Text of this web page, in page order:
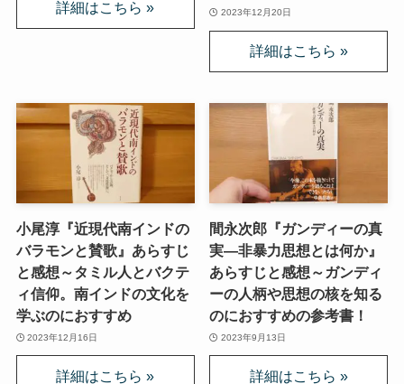
2023年12月20日
小尾淳『近現代南インドの
バラモンと賛歌』あらすじ
と感想～タミル人とバクテ
ィ信仰。南インドの文化を
学ぶのにおすすめ
2023年12月16日
間永次郎『ガンディーの真
実―非暴力思想とは何か』
あらすじと感想～ガンディ
ーの人柄や思想の核を知る
のにおすすめの参考書！
2023年9月13日